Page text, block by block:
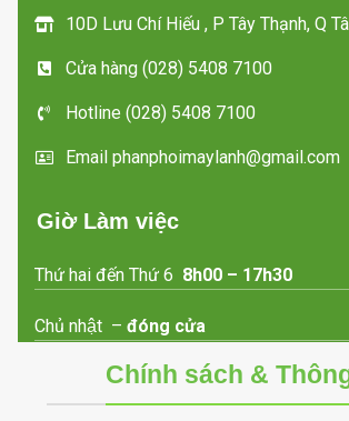
10D Lưu Chí Hiếu , P Tây Thạnh, Q
Cửa hàng (028) 5408 7100
Hotline (028) 5408 7100
Email phanphoimaylanh@gmail.com
Giờ Làm việc
Thứ hai đến Thứ 6 8h00 – 17h30
Chủ nhật –đóng cửa
Chính sách &